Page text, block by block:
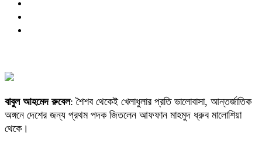
বাবুল আহমেদ রুবেল: শৈশব থেকেই খেলাধুলার প্রতি ভালোবাসা, আন্তর্জাতিক
অঙ্গনে দেশের জন্য প্রথম পদক জিতলেন আফফান মাহমুদ ধ্রুব মালোশিয়া
থেকে।